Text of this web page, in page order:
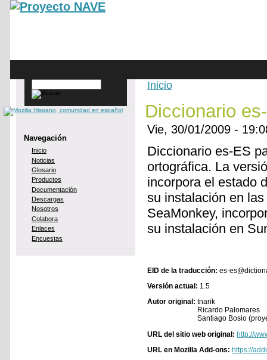
Skip to main content
Navegación
Inicio
Noticias
Glosario
Productos
Documentación
Descargas
Nosotros
Colabora
Enlaces
Encuestas
You are here
Inicio
Diccionario
Vie, 30/01/2009 -
Diccionario es-ES
ortográfica. La
incorpora el estado
su instalación en
SeaMonkey,
su instalación en
EID de la traducción: es-
Versión actual: 1.5
Autor original: tnarik
Ricardo Palomares
Santiago Bosio
URL del sitio web original: http://
URL en Mozilla Add-ons: https://